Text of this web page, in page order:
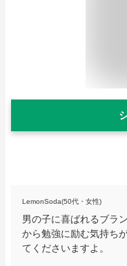
LemonSoda(50代・女性)
男の子に喜ばれるブラ
から勉強に励む気持ち
てくださいますよ。